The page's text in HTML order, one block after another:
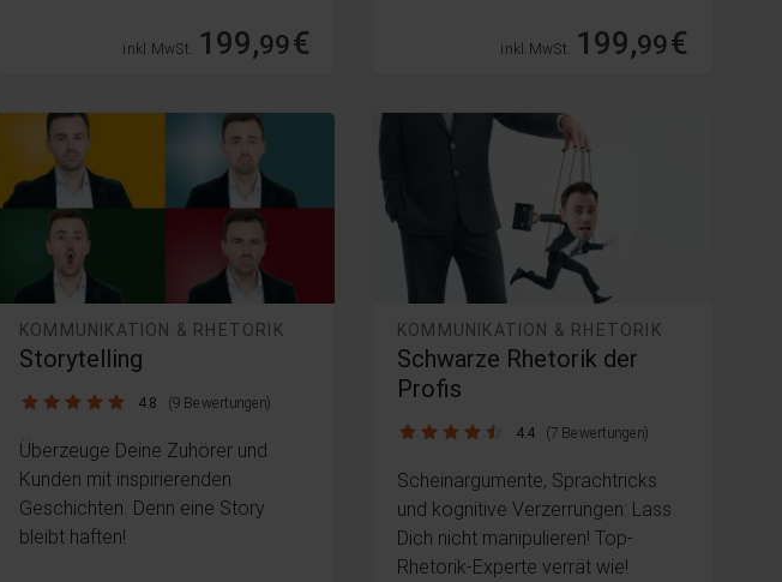
inkl. MwSt. 199,99€ inkl. MwSt. 199,99€
KOMMUNIKATION & RHETORIK
Storytelling
4.8 / 5 4.8 (9 Bewertungen)
Überzeuge Deine Zuhörer und
Kunden mit inspirierenden
Geschichten. Denn eine Story
bleibt haften!
KOMMUNIKATION & RHETORIK
Schwarze Rhetorik der
Profis
4.4 / 5 4.4 (7 Bewertungen)
Scheinargumente, Sprachtricks
und kognitive Verzerrungen: Lass
Dich nicht manipulieren! Top-
Rhetorik-Experte verrät wie!